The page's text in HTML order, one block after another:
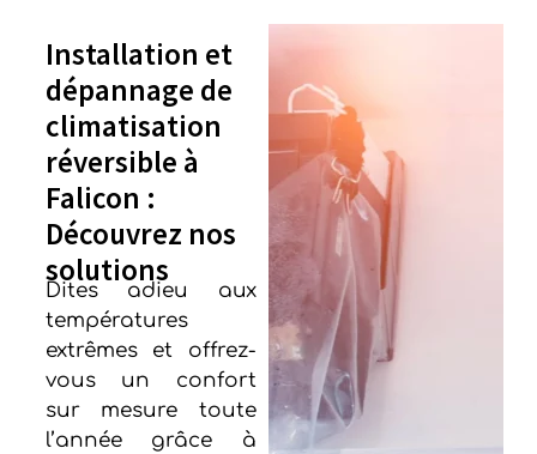
Installation et
dépannage de
climatisation
réversible à
Falicon :
Découvrez nos
solutions
Dites adieu aux
températures
extrêmes et offrez-
vous un confort
sur mesure toute
l’année grâce à